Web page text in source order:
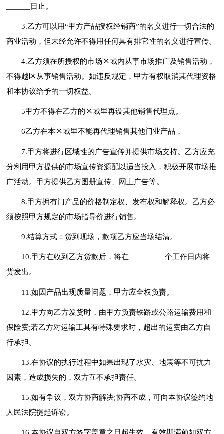
______日止。
3.乙方可以用“甲方产品授权经销商”的名义进行一切合法的
商业活动，但未经允许不得用任何具有排它性的名义进行宣传。
4.乙方须在所授权的市场区域内从事市场推广及销售活动，
不得越区从事销售活动。如违反规定，甲方有权取消其代理资格
和本协议给予的一切权益。
5甲方不得在乙方的区域里再设其他销售代理点。
6乙方在本区域里不能再代理销售其他门业产品，
7.甲方将进行区域性的广告宣传并提供市场支持。乙方应充
分利用甲方提供的市场宣传资源配以适当投入，积极开展市场推
广活动。甲方提供乙方图册宣传、网上广告等。
8.甲方拥有门产品的价格制定权、发布权和解释权。乙方必
须按照甲方规定的市场指导价进行销售。
9.结算方式：货到现场，款项乙方应当场结清。
10.甲方在收到乙方货款后，将在_________个工作日内将
货发出。
11.如因产品出现质量问题，甲方应全权负责。
12.甲方向乙方发货时，由甲方负责铁路或公路运输费用和
保险费;若乙方对运输工具有特殊要求时，超出的运费由乙方自
行承担。
13.在协议的执行过程中如果出现了水灾、地震等不可抗力
因素，造成损失的，双方互不承担责任。
15.如有争议，双方协商解决;协商不成，可向本协议签约地
人民法院提起诉讼。